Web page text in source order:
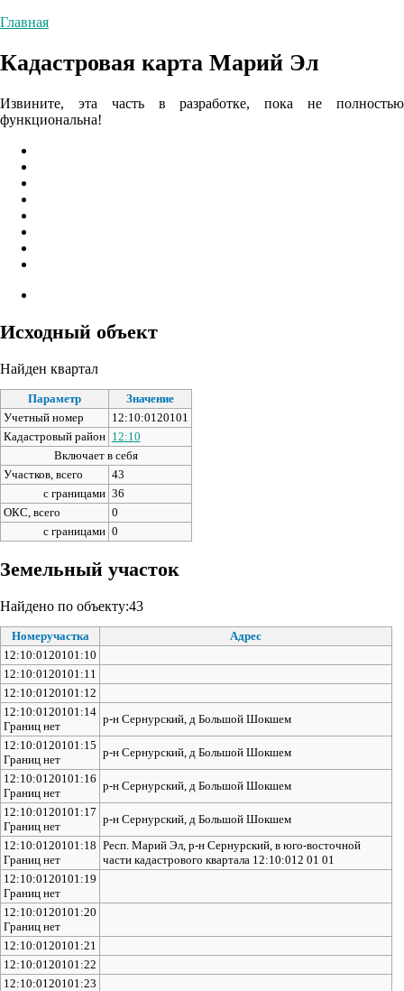
Главная
Кадастровая карта Марий Эл
Извините, эта часть в разработке, пока не полностью
функциональна!
Исходный объект
Найден квартал
Параметр
Значение
Учетный номер
12:10:0120101
Кадастровый район 12:10
Включает в себя
Участков, всего
43
с границами 36
ОКС, всего
0
с границами 0
Земельный участок
Найдено по объекту:43
Номеручастка
Адрес
12:10:0120101:10
12:10:0120101:11
12:10:0120101:12
12:10:0120101:14
Границ нет
р-н Сернурский, д Большой Шокшем
12:10:0120101:15
Границ нет
р-н Сернурский, д Большой Шокшем
12:10:0120101:16
Границ нет
р-н Сернурский, д Большой Шокшем
12:10:0120101:17
Границ нет
р-н Сернурский, д Большой Шокшем
12:10:0120101:18
Границ нет
Респ. Марий Эл, р-н Сернурский, в юго-восточной
части кадастрового квартала 12:10:012 01 01
12:10:0120101:19
Границ нет
12:10:0120101:20
Границ нет
12:10:0120101:21
12:10:0120101:22
12:10:0120101:23